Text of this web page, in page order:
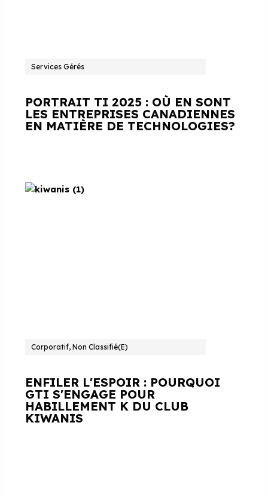
Services Gérés
PORTRAIT TI 2025 : OÙ EN SONT
LES ENTREPRISES CANADIENNES
EN MATIÈRE DE TECHNOLOGIES?
Corporatif, Non Classifié(e)
ENFILER L'ESPOIR : POURQUOI
GTI S'ENGAGE POUR
HABILLEMENT K DU CLUB
KIWANIS